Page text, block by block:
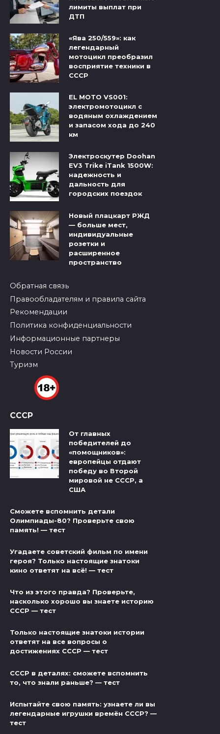
лимиты выплат при
ДТП
«Ява 250/559»: как
легендарный
мотоцикл преобразил
восприятие техники в
СССР
EL MOTO VS001:
электромотоцикл с
водяным охлаждением
и запасом хода до 240
км
Электроскутер Doohan
EV3 Trike iTank 1500W:
надежность и
дальность для
городских поездок
Новый плацкарт РЖД
— больше мест,
индивидуальные
розетки и
расширенное
пространство
Обратная связь
Правообладателям и правила сайта
Рекомендации
Политика конфиденциальности
Информационные партнеры
Новости России
Туризм
СССР
От главных
победителей до
«помощников»:
европейцы отдают
победу во Второй
мировой не СССР, а
США
Сможете вспомнить детали
Олимпиады-80? Проверьте свою
память! — тест
Угадаете советский фильм по имени
героя? Только настоящие знатоки
кино ответят на всё! — тест
Что из этого правда? Проверьте,
насколько хорошо вы знаете историю
СССР — тест
Только настоящие знатоки истории
ответят на все вопросы о
достижениях СССР — тест
СССР в деталях: сможете вспомнить
то, что знали раньше? — тест
Испытайте свою память: узнаете ли вы
легендарные игрушки времён СССР? —
тест